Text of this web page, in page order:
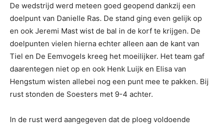
De wedstrijd werd meteen goed geopend dankzij een
doelpunt van Danielle Ras. De stand ging even gelijk op
en ook Jeremi Mast wist de bal in de korf te krijgen. De
doelpunten vielen hierna echter alleen aan de kant van
Tiel en De Eemvogels kreeg het moeilijker. Het team gaf
daarentegen niet op en ook Henk Luijk en Elisa van
Hengstum wisten allebei nog een punt mee te pakken. Bij
rust stonden de Soesters met 9-4 achter.
In de rust werd aangegeven dat de ploeg voldoende